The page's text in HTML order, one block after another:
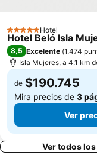
5 EstrellasHotel
Hotel Beló Isla
8,5 Excelente (1.474
Isla Mujeres, a 4.1 km
de $190.745
Mira precios de 3
Ver
Ver todos